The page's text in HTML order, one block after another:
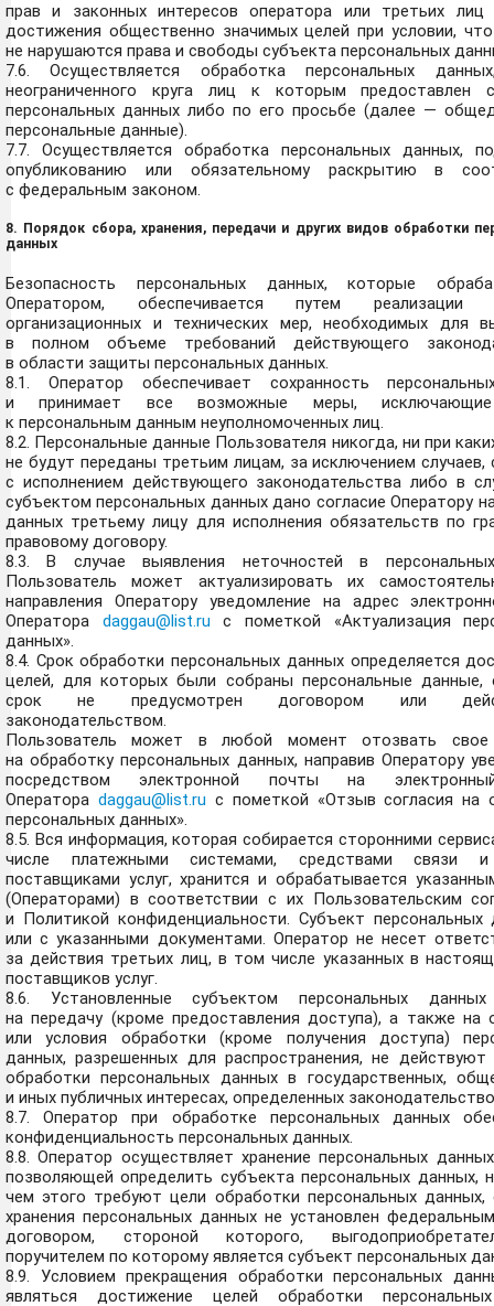
прав и законных интересов оператора или третьих
достижения общественно значимых целей при условии,
не нарушаются права и свободы субъекта персональных
7.6. Осуществляется обработка персональных
неограниченного круга лиц к которым предоставлен
персональных данных либо по его просьбе (далее —
персональные данные).
7.7. Осуществляется обработка персональных данных,
опубликованию или обязательному раскрытию в
с федеральным законом.
8. Порядок сбора, хранения, передачи и других видов обработки
данных
Безопасность персональных данных, которые
Оператором, обеспечивается путем реализации
организационных и технических мер, необходимых для
в полном объеме требований действующего
в области защиты персональных данных.
8.1. Оператор обеспечивает сохранность
и принимает все возможные меры,
к персональным данным неуполномоченных лиц.
8.2. Персональные данные Пользователя никогда, ни при
не будут переданы третьим лицам, за исключением случаев,
с исполнением действующего законодательства либо в
субъектом персональных данных дано согласие Оператору
данных третьему лицу для исполнения обязательств по
правовому договору.
8.3. В случае выявления неточностей в
Пользователь может актуализировать их
направления Оператору уведомление на адрес
Оператора daggau@list.ru с пометкой «Актуализация
данных».
8.4. Срок обработки персональных данных определяется
целей, для которых были собраны персональные данные,
срок не предусмотрен договором или
законодательством.
Пользователь может в любой момент отозвать свое
на обработку персональных данных, направив Оператору
посредством электронной почты на
Оператора daggau@list.ru с пометкой «Отзыв согласия на
персональных данных».
8.5. Вся информация, которая собирается сторонними
числе платежными системами, средствами связи и
поставщиками услуг, хранится и обрабатывается
(Операторами) в соответствии с их Пользовательским
и Политикой конфиденциальности. Субъект
или с указанными документами. Оператор не несет
за действия третьих лиц, в том числе указанных в
поставщиков услуг.
8.6. Установленные субъектом персональных
на передачу (кроме предоставления доступа), а также на
или условия обработки (кроме получения доступа)
данных, разрешенных для распространения, не действуют
обработки персональных данных в государственных,
и иных публичных интересах, определенных
8.7. Оператор при обработке персональных данных
конфиденциальность персональных данных.
8.8. Оператор осуществляет хранение персональных
позволяющей определить субъекта персональных данных,
чем этого требуют цели обработки персональных данных,
хранения персональных данных не установлен
договором, стороной которого,
поручителем по которому является субъект персональных
8.9. Условием прекращения обработки персональных
являться достижение целей обработки